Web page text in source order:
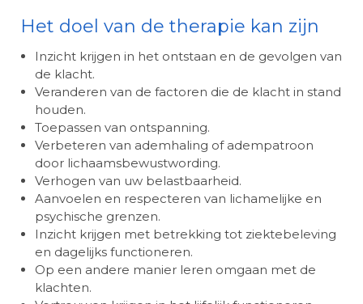
Het doel van de therapie kan zijn
Inzicht krijgen in het ontstaan en de gevolgen van
de klacht.
Veranderen van de factoren die de klacht in stand
houden.
Toepassen van ontspanning.
Verbeteren van ademhaling of adempatroon
door lichaamsbewustwording.
Verhogen van uw belastbaarheid.
Aanvoelen en respecteren van lichamelijke en
psychische grenzen.
Inzicht krijgen met betrekking tot ziektebeleving
en dagelijks functioneren.
Op een andere manier leren omgaan met de
klachten.